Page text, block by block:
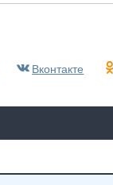
Вконтакте